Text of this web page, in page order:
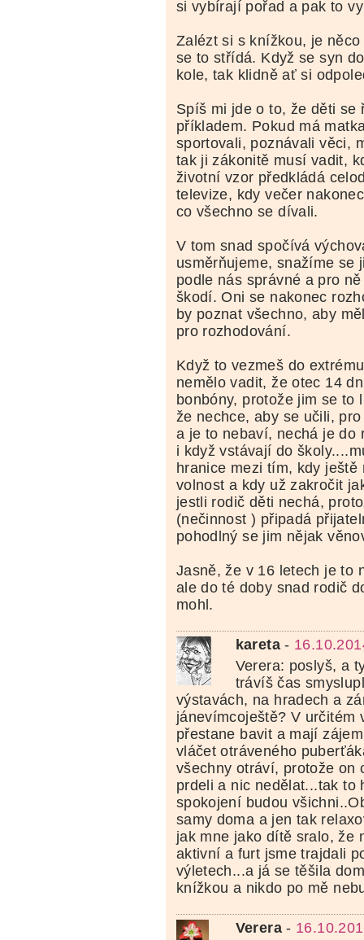
si vybírají pořad a pak to
Zalézt si s knížkou, je
se to střídá. Když se syn
kole, tak klidně ať si
Spíš mi jde o to, že děti se
příkladem. Pokud má
sportovali, poznávali věci,
tak ji zákonitě musí vadit,
životní vzor předkládá
televize, kdy večer
co všechno se dívali.
V tom snad spočívá
usměrňujeme, snažíme se
podle nás správné a pro
škodí. Oni se nakonec
by poznat všechno, aby
pro rozhodování.
Když to vezmeš do
nemělo vadit, že otec 14
bonbóny, protože jim se to
že nechce, aby se učili,
a je to nebaví, nechá je do
i když vstávají do
hranice mezi tím, kdy ještě
volnost a kdy už zakročit
jestli rodič děti nechá,
(nečinnost ) připadá
pohodlný se jim nějak
Jasně, že v 16 letech je to
ale do té doby snad rodič
mohl.
kareta-
Verera: poslyš, a
trávíš čas
výstavách, na hradech a
jánevímcoještě? V určitém
přestane bavit a mají
vláčet otráveného
všechny otráví, protože on
prdeli a nic nedělat...tak to
spokojení budou
samy doma a jen tak
jak mne jako dítě sralo, že
aktivní a furt jsme trajdali
výletech...a já se těšila
knížkou a nikdo po mě
Verera-